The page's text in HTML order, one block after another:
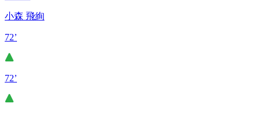
小森 飛絢
72’
72’